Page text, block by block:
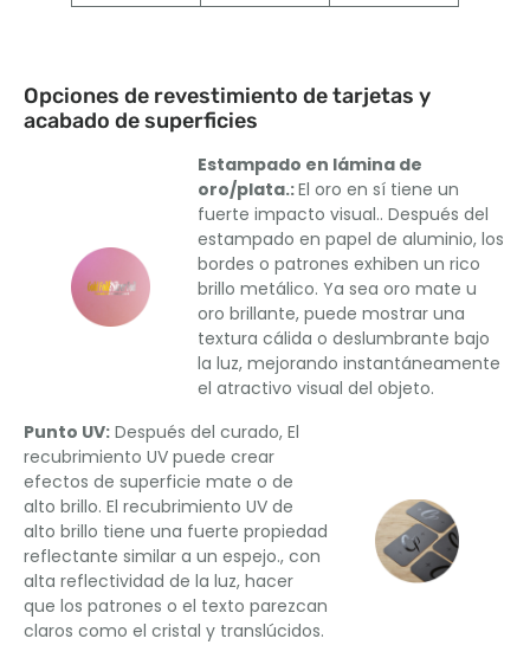
Opciones de revestimiento de tarjetas y
acabado de superficies
Estampado en lámina de
oro/plata.:El oro en sí tiene un
fuerte impacto visual.. Después del
estampado en papel de aluminio, los
bordes o patrones exhiben un rico
brillo metálico. Ya sea oro mate u
oro brillante, puede mostrar una
textura cálida o deslumbrante bajo
la luz, mejorando instantáneamente
el atractivo visual del objeto.
Punto UV: Después del curado, El
recubrimiento UV puede crear
efectos de superficie mate o de
alto brillo. El recubrimiento UV de
alto brillo tiene una fuerte propiedad
reflectante similar a un espejo., con
alta reflectividad de la luz, hacer
que los patrones o el texto parezcan
claros como el cristal y translúcidos.